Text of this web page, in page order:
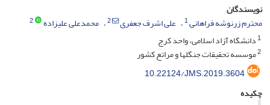
نویسندگان
محترم زرنوشه فراهانی1 علی اشرف جعفری 2 محمدعلی علیزاده
2
1دانشگاه آزاد اسلامی، واحد کرج
2موسسه تحقیقات جنگلها و مراتع کشور
10.22124/JMS.2019.3604
چکیده